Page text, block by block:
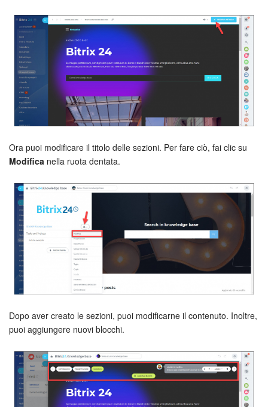
Knowledge base
Firma elettronica
Firma elettronica per HR
Automazione
Marketing
Gestione inventario
Mio profilo
Impostazioni
Bitrix24 On-Premise
Bitrix24 Messenger
Domande generali
Ora puoi modificare il titolo delle sezioni. Per fare ciò, fai clic su
Modifica nella ruota dentata.
Dopo aver creato le sezioni, puoi modificarne il contenuto. Inoltre,
puoi aggiungere nuovi blocchi.